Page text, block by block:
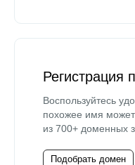
Регистрация
Воспользуйтесь
похожее имя
из 700+ доменных
Подобрать домен